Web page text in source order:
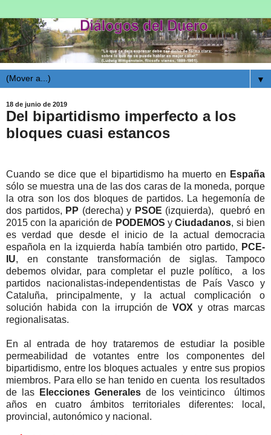
▼
18 de junio de 2019
Del bipartidismo imperfecto a los
bloques cuasi estancos
Cuando se dice que el bipartidismo ha muerto en España
sólo se muestra una de las dos caras de la moneda, porque
la otra son los dos bloques de partidos. La hegemonía de
dos partidos, PP (derecha) y PSOE (izquierda), quebró en
2015 con la aparición de PODEMOS yCiudadanos, si bien
es verdad que desde el inicio de la actual democracia
española en la izquierda había también otro partido, PCE-
IU, en constante transformación de siglas. Tampoco
debemos olvidar, para completar el puzle político, a los
partidos nacionalistas-independentistas de País Vasco y
Cataluña, principalmente, y la actual complicación o
solución habida con la irrupción deVOXy otras marcas
regionalisatas.
En al entrada de hoy trataremos de estudiar la posible
permeabilidad de votantes entre los componentes del
bipartidismo, entre los bloques actuales y entre sus propios
miembros. Para ello se han tenido en cuenta los resultados
de las
Elecciones Generales de los veinticinco últimos
años en cuatro ámbitos territoriales diferentes: local,
provincial, autonómico y nacional.